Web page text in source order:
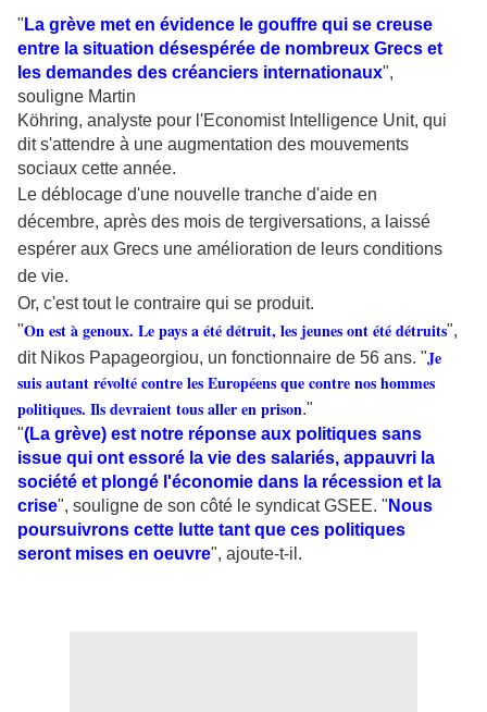
" La grève met en évidence le gouffre qui se creuse
entre la situation désespérée de nombreux Grecs et
les demandes des créanciers internationaux",
souligne Martin
Köhring, analyste pour l'Economist Intelligence Unit, qui
dit s'attendre à une augmentation des mouvements
sociaux cette année.
Le déblocage d'une nouvelle tranche d'aide en
décembre, après des mois de tergiversations, a laissé
espérer aux Grecs une amélioration de leurs conditions
de vie.
Or, c'est tout le contraire qui se produit.
"On est à genoux. Le pays a été détruit, les jeunes ont été détruits",
dit Nikos Papageorgiou, un fonctionnaire de 56 ans. "Je
suis autant révolté contre les Européens que contre nos hommes
politiques. Ils devraient tous aller en prison."
"(La grève) est notre réponse aux politiques sans
issue qui ont essoré la vie des salariés, appauvri la
société et plongé l'économie dans la récession et la
crise", souligne de son côté le syndicat GSEE. " Nous
poursuivrons cette lutte tant que ces politiques
seront mises en oeuvre", ajoute-t-il.